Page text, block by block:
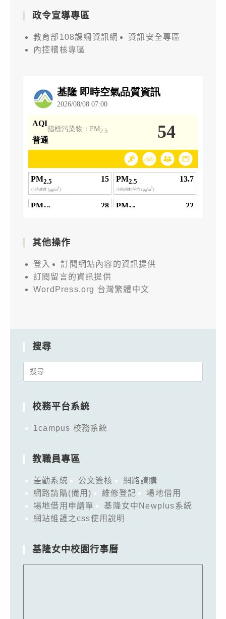
政令宣導專區
教育部108課綱資訊網
資訊安全專區
內控稽核專區
其他操作
登入
訂閱網站內容的資訊提供
訂閱留言的資訊提供
WordPress.org 台灣繁體中文
搜尋
Search
校務平台系統
1campus 校務系統
教職員專區
差勤系統 公文簽核
網路請購
網路請購(備用)
維修登記
場地借用
場地借用申請單
基隆女中Newplus系統
網站維護之css使用說明
基隆女中校園行事曆